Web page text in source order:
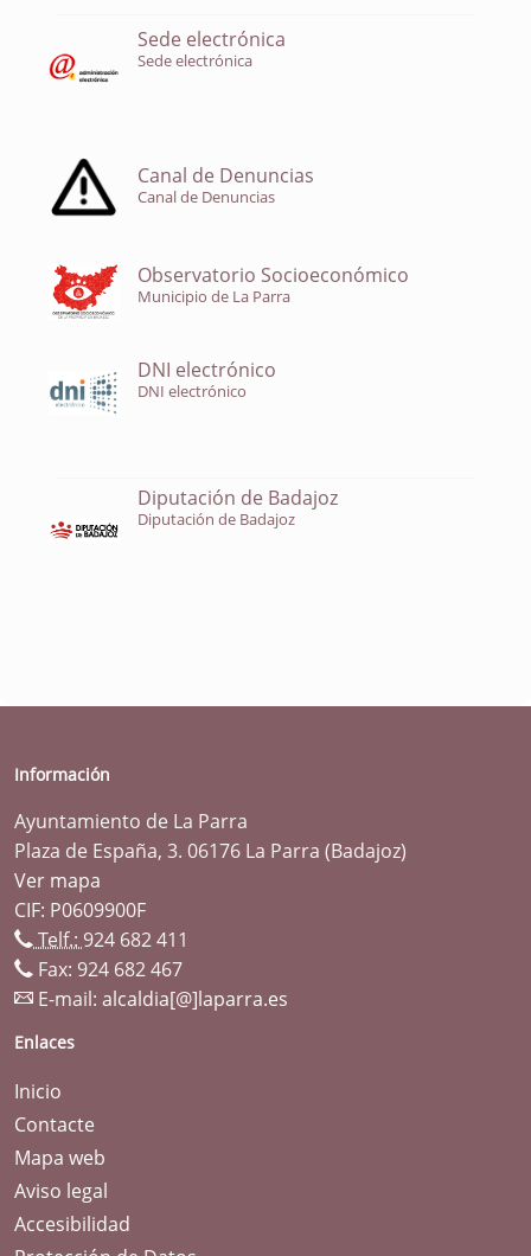
Sede electrónica
Sede electrónica
Canal de Denuncias
Canal de Denuncias
Observatorio Socioeconómico
Municipio de La Parra
DNI electrónico
DNI electrónico
Diputación de Badajoz
Diputación de Badajoz
Información
Ayuntamiento de La Parra
Plaza de España, 3. 06176 La Parra (Badajoz)
Ver mapa
CIF: P0609900F
Telf.: 924 682 411
Fax: 924 682 467
E-mail: alcaldia[@]laparra.es
Enlaces
Inicio
Contacte
Mapa web
Aviso legal
Accesibilidad